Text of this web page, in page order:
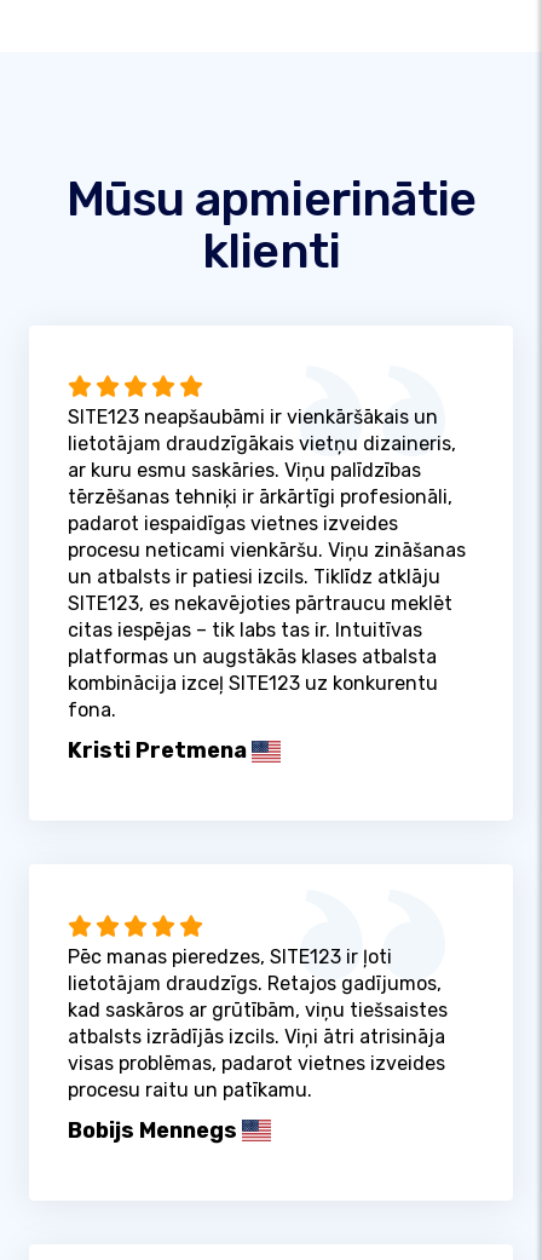
Mūsu apmierinātie
klienti
SITE123 neapšaubāmi ir vienkāršākais un
lietotājam draudzīgākais vietņu dizaineris,
ar kuru esmu saskāries. Viņu palīdzības
tērzēšanas tehniķi ir ārkārtīgi profesionāli,
padarot iespaidīgas vietnes izveides
procesu neticami vienkāršu. Viņu zināšanas
un atbalsts ir patiesi izcils. Tiklīdz atklāju
SITE123, es nekavējoties pārtraucu meklēt
citas iespējas – tik labs tas ir. Intuitīvas
platformas un augstākās klases atbalsta
kombinācija izceļ SITE123 uz konkurentu
fona.
Kristi Pretmena
Pēc manas pieredzes, SITE123 ir ļoti
lietotājam draudzīgs. Retajos gadījumos,
kad saskāros ar grūtībām, viņu tiešsaistes
atbalsts izrādījās izcils. Viņi ātri atrisināja
visas problēmas, padarot vietnes izveides
procesu raitu un patīkamu.
Bobijs Mennegs